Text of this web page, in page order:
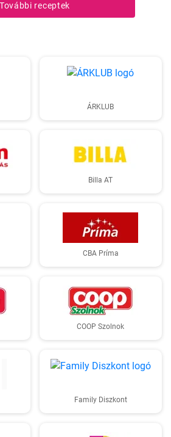
További receptek
ÁRKLUB
Billa AT
CBA Príma
COOP Szolnok
Family Diszkont